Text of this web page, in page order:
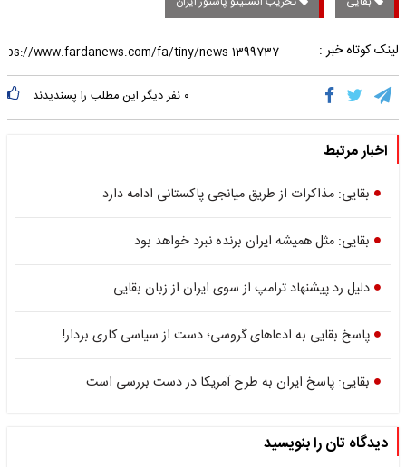
لینک کوتاه خبر :
۰ نفر دیگر این مطلب را پسندیدند
اخبار مرتبط
بقایی: مذاکرات از طریق میانجی پاکستانی ادامه دارد
بقایی: مثل همیشه ایران برنده نبرد خواهد بود
دلیل رد پیشنهاد ترامپ از سوی ایران از زبان بقایی
پاسخ بقایی به ادعاهای گروسی؛ دست از سیاسی کاری بردار!
بقایی: پاسخ ایران به طرح آمریکا در دست بررسی است
دیدگاه تان را بنویسید